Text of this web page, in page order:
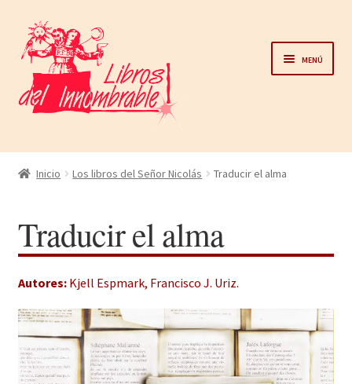
navegación
al
contenido
Menú
Home
Noticias
Autores
Sobre nosotros
Solicitar Pedido
Inicio Los libros del Señor Nicolás Traducir el alma
Traducir el alma
Autores: Kjell Espmark, Francisco J. Uriz.